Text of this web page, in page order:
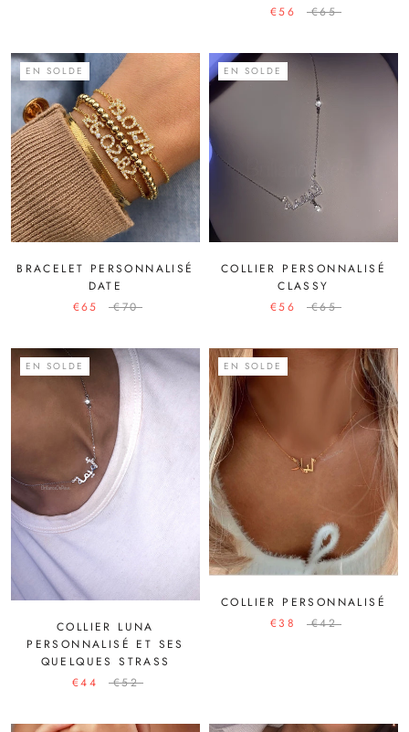
€56
€65
EN SOLDE
BRACELET PERSONNALISÉ
DATE
€65
€70
EN SOLDE
COLLIER PERSONNALISÉ
CLASSY
€56
€65
EN SOLDE
COLLIER LUNA
PERSONNALISÉ ET SES
QUELQUES STRASS
€44
€52
EN SOLDE
COLLIER PERSONNALISÉ
€38
€42